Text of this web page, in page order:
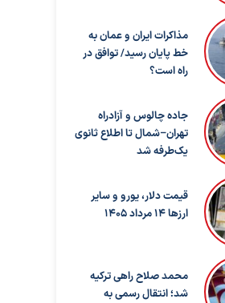
مذاکرات ایران و عمان به
خط پایان رسید/ توافق در
راه است؟
جاده چالوس و آزادراه
تهران–شمال تا اطلاع ثانوی
یک‌طرفه شد
قیمت دلار، یورو و سایر
ارزها ۱۴ مرداد ۱۴۰۵
محمد صلاح راهی ترکیه
شد؛ انتقال رسمی به